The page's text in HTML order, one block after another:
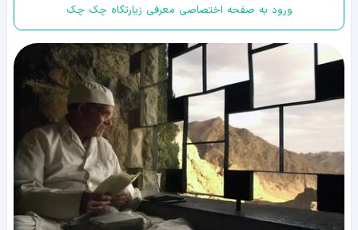
ورود به صفحه اختصاصی معرفی زیارتگاه چک چک